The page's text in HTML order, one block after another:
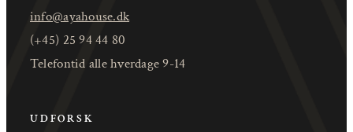
info@ayahouse.dk
(+45) 25 94 44 80
Telefontid alle hverdage 9-14
UDFORSK